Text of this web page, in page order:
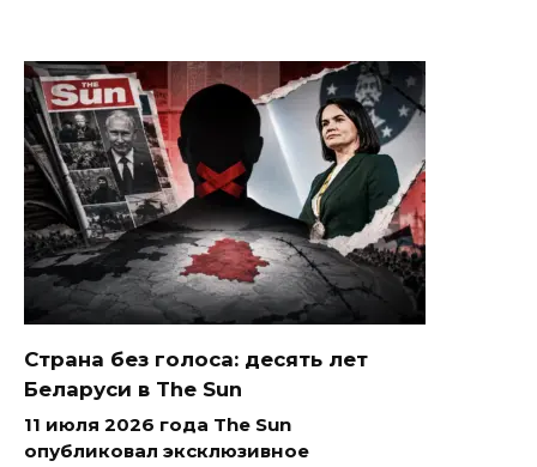
Страна без голоса: десять лет
Беларуси в The Sun
11 июля 2026 года The Sun
опубликовал эксклюзивное